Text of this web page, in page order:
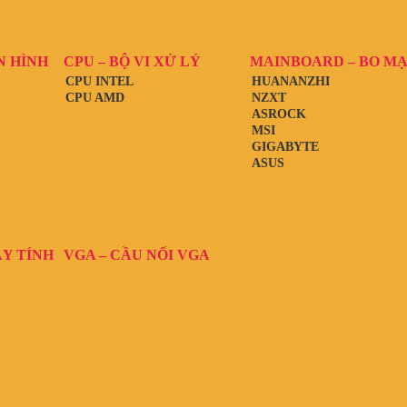
HÌNH CPU – BỘ VI XỬ LÝ
CPU AMD
CPU INTEL
MAINBOARD – BO
ASUS
GIGABYTE
MSI
ASROCK
NZXT
HUANANZHI
TÍNH VGA – CẦU NỐI VGA